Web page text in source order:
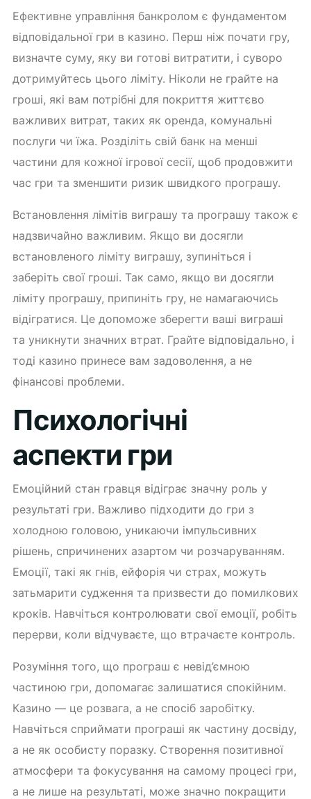
Ефективне управління банкролом є фундаментом
відповідальної гри в казино. Перш ніж почати гру,
визначте суму, яку ви готові витратити, і суворо
дотримуйтесь цього ліміту. Ніколи не грайте на
гроші, які вам потрібні для покриття життєво
важливих витрат, таких як оренда, комунальні
послуги чи їжа. Розділіть свій банк на менші
частини для кожної ігрової сесії, щоб продовжити
час гри та зменшити ризик швидкого програшу.
Встановлення лімітів виграшу та програшу також є
надзвичайно важливим. Якщо ви досягли
встановленого ліміту виграшу, зупиніться і
заберіть свої гроші. Так само, якщо ви досягли
ліміту програшу, припиніть гру, не намагаючись
відігратися. Це допоможе зберегти ваші виграші
та уникнути значних втрат. Грайте відповідально, і
тоді казино принесе вам задоволення, а не
фінансові проблеми.
Психологічні
аспекти гри
Емоційний стан гравця відіграє значну роль у
результаті гри. Важливо підходити до гри з
холодною головою, уникаючи імпульсивних
рішень, спричинених азартом чи розчаруванням.
Емоції, такі як гнів, ейфорія чи страх, можуть
затьмарити судження та призвести до помилкових
кроків. Навчіться контролювати свої емоції, робіть
перерви, коли відчуваєте, що втрачаєте контроль.
Розуміння того, що програш є невід’ємною
частиною гри, допомагає залишатися спокійним.
Казино — це розвага, а не спосіб заробітку.
Навчіться сприймати програші як частину досвіду,
а не як особисту поразку. Створення позитивної
атмосфери та фокусування на самому процесі гри,
а не лише на результаті, може значно покращити